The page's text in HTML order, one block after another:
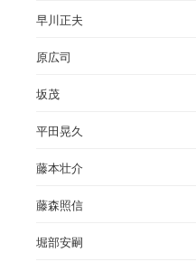
早川正夫
原広司
坂茂
平田晃久
藤本壮介
藤森照信
堀部安嗣